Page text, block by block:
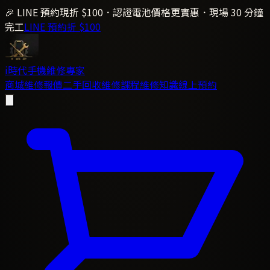
🎉 LINE 預約現折 $100．認證電池價格更實惠．現場 30 分鐘
完工LINE 預約折 $100
i時代手機維修專家
商城維修報價二手回收維修課程維修知識線上預約